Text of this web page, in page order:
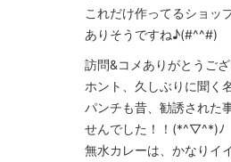
これだけ作ってるショッ
ありそうですね♪(#^^#)
訪問&コメありがとうご
ホント、久しぶりに聞く
パンチも昔、勧誘された
せんでした！！(*^▽^*)ﾉ
無水カレーは、かなりイ